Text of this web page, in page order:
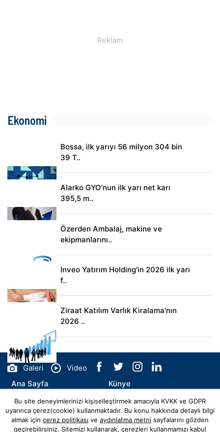
Ekonomi
Bossa, ilk yarıyı 56 milyon 304 bin
39 T..
Alarko GYO'nun ilk yarı net karı
395,5 m..
Özerden Ambalaj, makine ve
ekipmanlarını..
Inveo Yatırım Holding'in 2026 ilk yarı
f..
Ziraat Katılım Varlık Kiralama'nın
2026 ..
Galeri
Video
Ana Sayfa
Künye
İletişim
Bu site deneyimlerinizi kişiselleştirmek amacıyla KVKK ve GDPR
uyarınca çerez(cookie) kullanmaktadır. Bu konu hakkında detaylı bilgi
almak için çerez politikası ve aydınlatma metni sayfalarını gözden
geçirebilirsiniz. Sitemizi kullanarak, çerezleri kullanmamızı kabul